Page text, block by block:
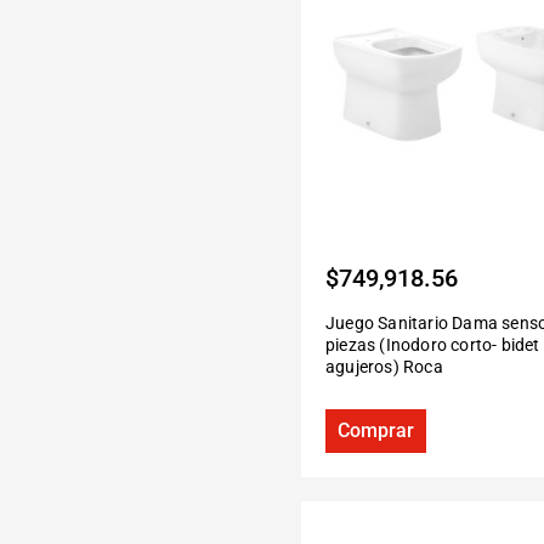
$749,918.56
Juego Sanitario Dama
piezas (Inodoro corto- bidet
agujeros) Roca
Comprar